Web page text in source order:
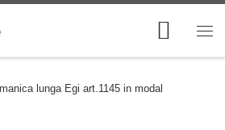
lunga Egi art.1145 in modal